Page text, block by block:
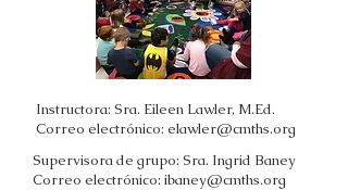
Instructora: Sra. Eileen Lawler, M.Ed.
Correo electrónico: elawler@cmths.org
Supervisora ​​de grupo: Sra. Ingrid Baney
Correo electrónico: ibaney@cmths.org